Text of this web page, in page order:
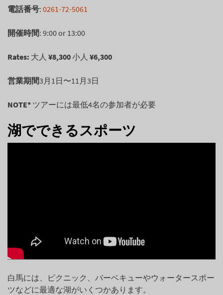
電話番号: 0261-72-5061
開催時間: 9:00 or 13:00
Rates: 大人 ¥8,300小人 ¥6,300
営業期間3月1日〜11月3日
NOTE* ツアーには最低4名の参加者が必要
湖でできるスポーツ
白馬には、ピクニック、バーベキューやウォータースポー
ツなどに最適な湖がいくつかあります。